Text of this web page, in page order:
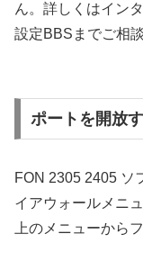
ん。詳しくはイン
設定BBSまでご相
ポートを開放
FON 2305 2405 ソ
イアウォールメニ
上のメニューから